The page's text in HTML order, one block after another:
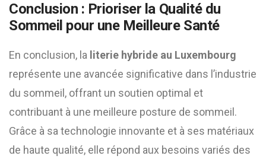
Conclusion : Prioriser la Qualité du
Sommeil pour une Meilleure Santé
En conclusion, la literie hybride au Luxembourg
représente une avancée significative dans l’industrie
du sommeil, offrant un soutien optimal et
contribuant à une meilleure posture de sommeil.
Grâce à sa technologie innovante et à ses matériaux
de haute qualité, elle répond aux besoins variés des